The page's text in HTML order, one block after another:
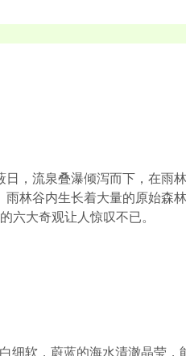
，流泉叠瀑倾泻而下，在雨
林谷内生长着大量的原始森
六大奇观让人惊叹不已。
细软，蔚蓝的海水清澈晶莹，